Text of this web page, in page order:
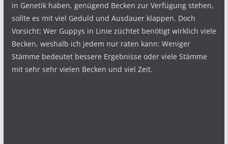
in Genetik haben, genügend Becken zur Verfügung stehen,
sollte es mit viel Geduld und Ausdauer klappen. Doch
Vorsicht: Wer Guppys in Linie züchtet benötigt wirklich viele
Becken, weshalb ich jedem nur raten kann: Weniger
Stämme bedeutet bessere Ergebnisse oder viele Stämme
mit sehr sehr vielen Becken und viel Zeit.